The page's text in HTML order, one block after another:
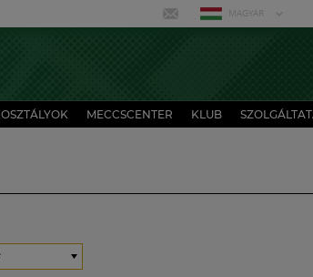
MAGYAR
MECCSCENTER KLUB